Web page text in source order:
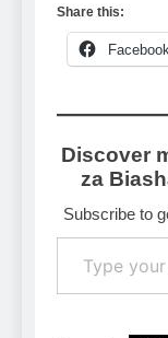
Share this:
Facebook
Discover
za
Subscribe to
Type your email…